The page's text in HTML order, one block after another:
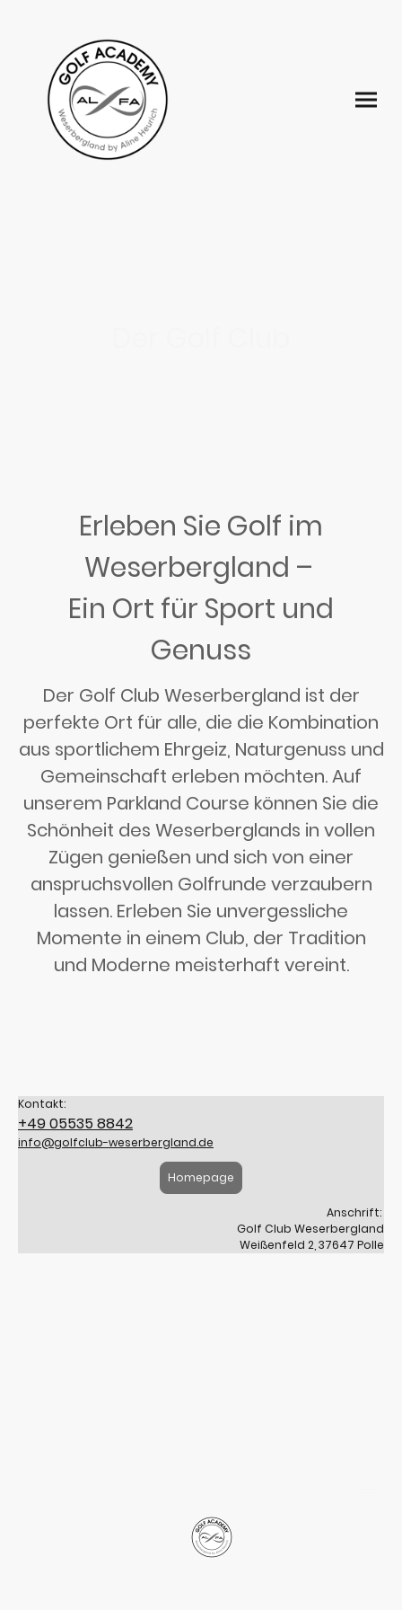
Erleben Sie Golf im
Weserbergland –
Ein Ort für Sport und
Genuss
Der Golf Club Weserbergland ist der
perfekte Ort für alle, die die Kombination
aus sportlichem Ehrgeiz, Naturgenuss und
Gemeinschaft erleben möchten. Auf
unserem Parkland Course können Sie die
Schönheit des Weserberglands in vollen
Zügen genießen und sich von einer
anspruchsvollen Golfrunde verzaubern
lassen. Erleben Sie unvergessliche
Momente in einem Club, der Tradition
und Moderne meisterhaft vereint.
Kontakt:
+49 05535 8842
info@golfclub-weserbergland.de
Homepage
Anschrift:
Golf Club Weserbergland
Weißenfeld 2, 37647 Polle